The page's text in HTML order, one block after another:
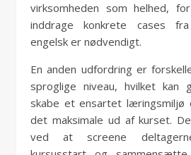
virksomheden som helhed,
inddrage konkrete cases
engelsk er nødvendigt.
En anden udfordring er
sproglige niveau, hvilket
skabe et ensartet læringsmiljø
det maksimale ud af kurset.
ved at screene